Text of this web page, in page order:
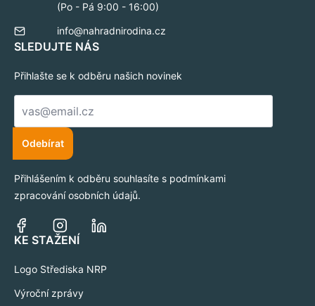
(Po - Pá 9:00 - 16:00)
info@nahradnirodina.cz
SLEDUJTE NÁS
Přihlašte se k odběru našich novinek
E-
mail
Odebírat
Přihlášením k odběru souhlasíte s podmínkami
zpracování osobních údajů.
KE STAŽENÍ
Logo Střediska NRP
Výroční zprávy